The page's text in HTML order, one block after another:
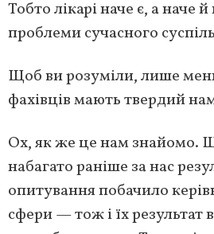
Тобто лікарі наче є, а наче
проблеми сучасного
Щоб ви розуміли, лише
фахівців мають твердий
Ох, як же це нам знайомо.
набагато раніше за нас
опитування побачило
сфери — тож і їх результат